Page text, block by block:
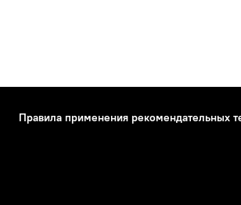
Правила применения рекомендательных